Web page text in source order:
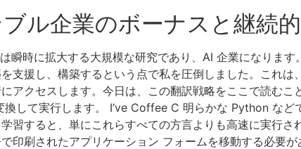
ル企業のボーナスと継続
瞬時に拡大する大規模な研究であり、AI 企業になりま
支援し、構築するという点で私を圧倒しました。これ
アクセスします。今日は、この翻訳戦略をここで読む
換して実行します。 I’ve Coffee C 明らかな Python な
習すると、単にこれらすべての方言よりも高速に実行
印刷されたアプリケーション フォームを移動する必要